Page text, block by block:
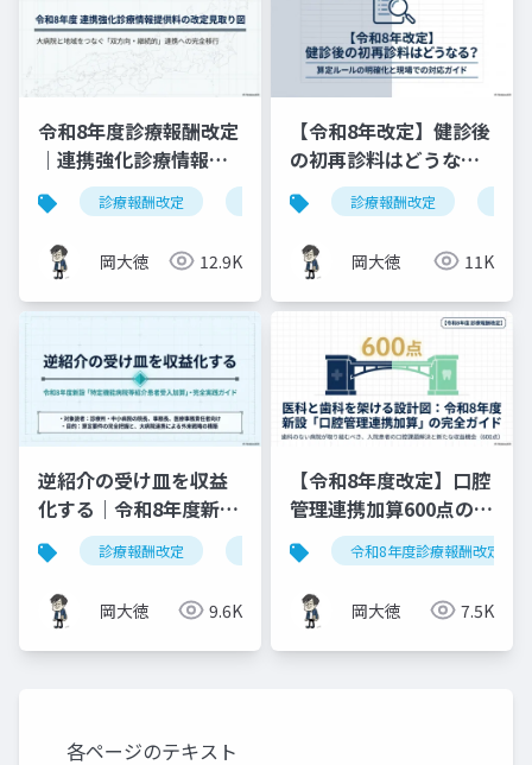
令和8年度診療報酬改定
｜連携強化診療情報提
供料の見直しを図解で
解説
診療報酬改定 連携強化診療情報提供料 令和8年度
岡大徳 12.9K
【令和8年改定】健診後
の初再診料はどうな
る？算定ルールの明確
化と現場での対応ガイ
ド
診療報酬改定
岡大徳 11K
逆紹介の受け皿を収益
化する｜令和8年度新設
「特定機能病院等紹介
患者受入加算」完全実
践ガイド
診療報酬改定 特定機能病院等紹介患者受入加算
岡大徳 9.6K
【令和8年度改定】口腔
管理連携加算600点の算
定要件・施設基準まと
め
令和8年度診療報酬改定
岡大徳 7.5K
各ページのテキスト